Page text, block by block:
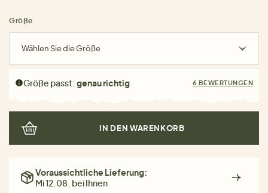
Größe
Wählen Sie die Größe
Größe passt:genau richtig 6 BEWERTUNGEN
IN DEN WARENKORB
Voraussichtliche Lieferung:
Mi 12.08. bei Ihnen